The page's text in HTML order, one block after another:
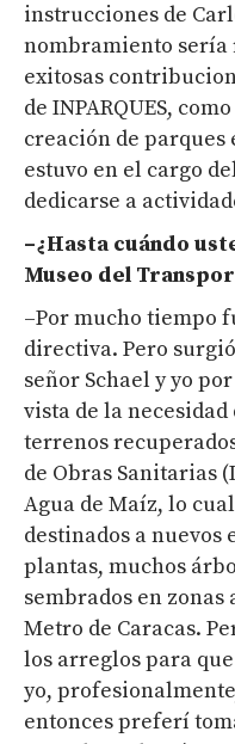
instrucciones de
nombramiento sería
exitosas
de INPARQUES,
creación de parques
estuvo en el cargo
dedicarse a
–¿Hasta cuándo
Museo del
–Por mucho tiempo
directiva. Pero
señor Schael y yo
vista de la
terrenos
de Obras Sanitarias
Agua de Maíz, lo
destinados a nuevos
plantas, muchos
sembrados en
Metro de Caracas.
los arreglos para
yo,
entonces preferí